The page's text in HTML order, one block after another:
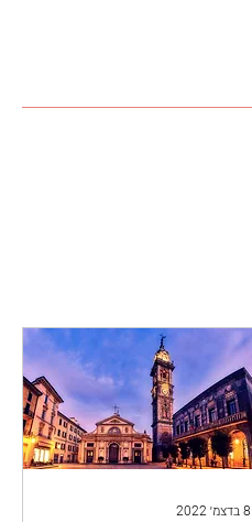
8 בדצמ׳ 2022